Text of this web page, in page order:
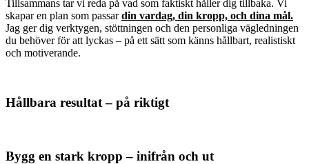
Tillsammans tar vi reda på vad som faktiskt håller dig tillbaka. Vi
skapar en plan som passardin vardag, din kropp, och dina mål.
Jag ger dig verktygen, stöttningen och den personliga vägledningen
du behöver för att lyckas – på ett sätt som känns hållbart, realistiskt
och motiverande.
Hållbara resultat – på riktigt
Bygg en stark kropp – inifrån och ut